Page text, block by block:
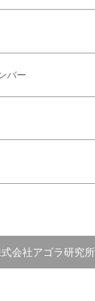
バー
会社アゴラ研究所